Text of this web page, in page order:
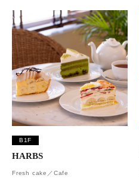
B1F
HARBS
Fresh cake／Cafe